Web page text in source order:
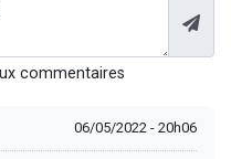
commentaires
06/05/2022 - 20h06